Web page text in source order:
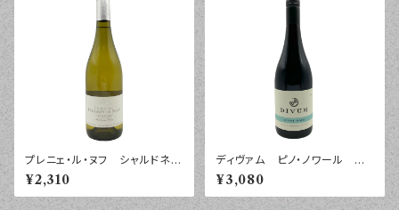
プレニェ・ル・ヌフ シャルドネ
プレティージュ コトー・ド・ベ
ジエ ２０２４年 ７５０ｍｌ
¥2,310
ディヴァム ピノ・ノワール モ
ントレー ２０２２年 ７５０ｍｌ
¥3,080